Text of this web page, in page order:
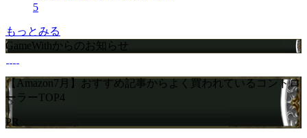
5
もっとみる
GameWithからのお知らせ
【Amazon7月】おすすめ記事からよく買われているコントロ
ーラーTOP4
PR